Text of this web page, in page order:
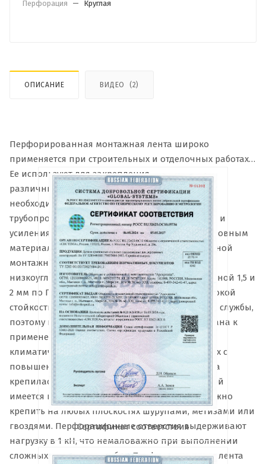
Перфорация
— Круглая
ОПИСАНИЕ ВИДЕО (2)
Перфорированная монтажная лента широко
применяется при строительных и отделочных работах.
Ее используют для закрепления
различных кабелей коммуникаций, фиксации
необходимых узлов и деталей, элементов
трубопроводов и воздуховодов, для крепления и
усиления всевозможных конструкций и т.д. Основным
материалом для производства перфорированной
монтажной ленты является углеродистая или
низкоуглеродистая оцинкованная сталь толщиной 1,5 и
2 мм по ГОСТ 14918-80. Изделие отличается высокой
стойкостью к коррозии и повышенным сроком службы,
поэтому перфорированная лента рекомендована к
применению на открытом воздухе и в ложных
климатических условиях, а также в помещениях с
повышенным уровнем влажности. Чтобы лента
крепилась к поверхностям легко и быстро, в ней
имеется перфорация. С помощью нее ленту можно
крепить на любых плоскостях шурупами, метизами или
гвоздями. Перфорационные отверстия выдерживают
нагрузку в 1 кН, что немаловажно при выполнении
сложных монтажных работ. Перфорированная лента
Сертификат соответствия